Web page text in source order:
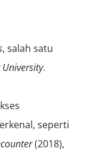
, salah satu
University.
seperti
(2018),